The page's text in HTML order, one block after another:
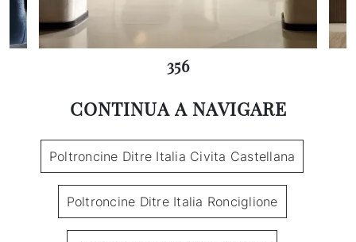
356
CONTINUA A NAVIGARE
Poltroncine Ditre Italia Civita Castellana
Poltroncine Ditre Italia Ronciglione